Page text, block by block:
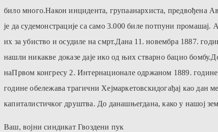
било много.Након инцидента, групаанархиста, предвођена
је да судемонстрације са само 3.000 биле потпуни промашај.
их за убиство и осудиле на смрт.Дана 11. новембра 1887.
нашли никакве доказе даје ико од њих стварно бацио
наПрвом конгресу 2. Интернационале одржаном 1889. године
године обележава трагични Хејмаркетовскидогађај као дан
капиталистичког друштва. До данашњегдана, како у нашој
Ваш, војни синдикат Гвоздени пук